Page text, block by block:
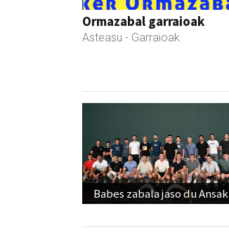
Ormazabal garraioak
Asteasu - Garraioak
Babes zabala jaso du Ansak